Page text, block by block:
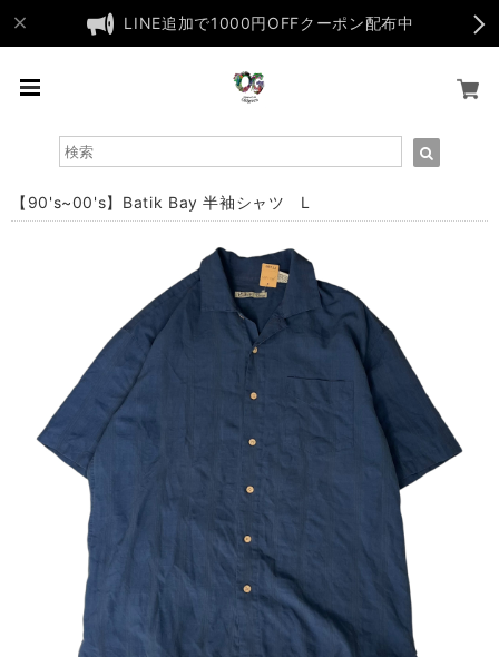
LINE追加で1000円OFFクーポン配布中
【90's~00's】Batik Bay 半袖シャツ L